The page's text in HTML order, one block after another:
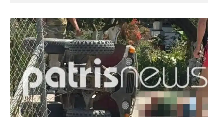
λόγω μηχανικής βλάβης
ΕΙΔΗΣΕΙΣ 8 Αυγούστου 2026 15:32
Λυκαβηττός: Σε 57χρονη που αγνοούνταν ανήκει η σορός – Από
πτώση ο θάνατός της
ΑΣΤΥΝΟΜΙΑ 8 Αυγούστου 2026 15:17
Συνελήφθησαν τρία άτομα για διακίνηση ναρκωτικών στην
Αττική και την Πανεπιστημιούπολη Ζωγράφου – Θα έβγαζαν
πάνω από 90.000 ευρώ (βίντεο)
ΑΣΤΥΝΟΜΙΑ 8 Αυγούστου 2026 15:06